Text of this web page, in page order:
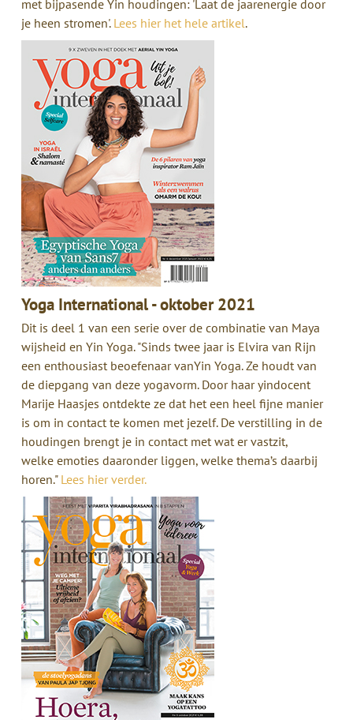
met bijpasende Yin houdingen: 'Laat de jaarenergie door
je heen stromen'. Lees hier het hele artikel.
Yoga International - oktober 2021
Dit is deel 1 van een serie over de combinatie van Maya
wijsheid en Yin Yoga. "Sinds twee jaar is Elvira van Rijn
een enthousiast beoefenaar vanYin Yoga. Ze houdt van
de diepgang van deze yogavorm. Door haar yindocent
Marije Haasjes ontdekte ze dat het een heel fijne manier
is om in contact te komen met jezelf. De verstilling in de
houdingen brengt je in contact met wat er vastzit,
welke emoties daaronder liggen, welke thema’s daarbij
horen." Lees hier verder.